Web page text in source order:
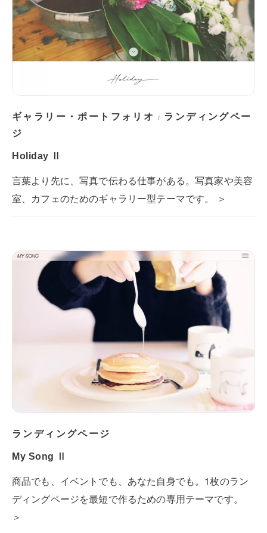
ギャラリー・ポートフォリオ / ランディングペー
ジ
Holiday Ⅱ
言葉より先に、写真で伝わる仕事がある。写真家や美容
室、カフェのためのギャラリー型テーマです。 ＞
ランディングページ
My Song Ⅱ
商品でも、イベントでも、あなた自身でも。1枚のラン
ディングページを最短で作るための専用テーマです。
＞